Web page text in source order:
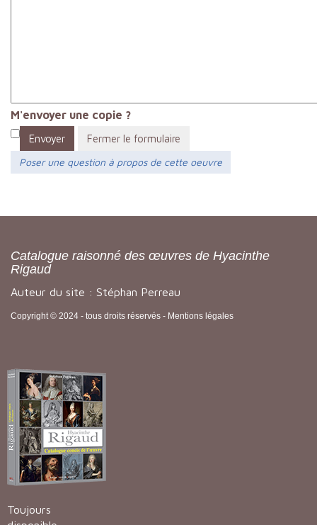
M'envoyer une copie ?
Envoyer
Fermer le formulaire
Poser une question à propos de cette oeuvre
Catalogue raisonné des œuvres de Hyacinthe
Rigaud
Auteur du site : Stéphan Perreau
Copyright © 2024 - tous droits réservés - Mentions légales
Toujours